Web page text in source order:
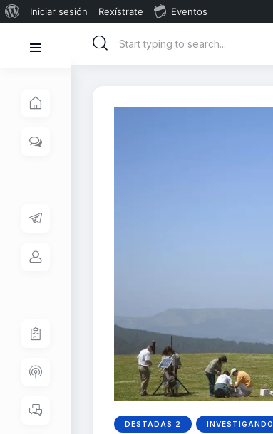
Iniciar sesión Rexístrate Eventos
DESTADAS 2 INVESTIGANDO